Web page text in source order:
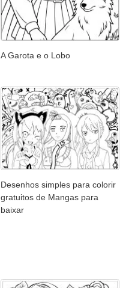
A Garota e o Lobo
Desenhos simples para colorir
gratuitos de Mangas para
baixar